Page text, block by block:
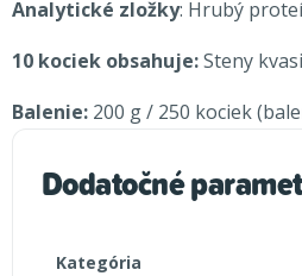
Analytické zložky: Hrubý
10 kociek obsahuje:Steny
Balenie: 200 g / 250 kociek
Dodatočné
Kategória